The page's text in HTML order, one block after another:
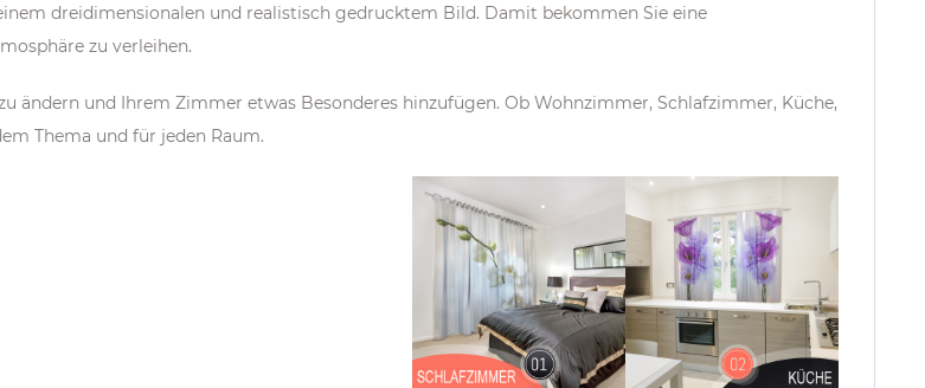
dreidimensionalen und realistisch gedrucktem Bild. Damit bekommen Sie eine
zu verleihen.
ändern und Ihrem Zimmer etwas Besonderes hinzufügen. Ob Wohnzimmer, Schlafzimmer, Küche,
Thema und für jeden Raum.